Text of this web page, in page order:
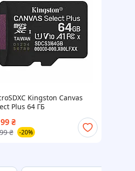
Kingston Canvas
Plus 64 ГБ
₴
₴ -20%